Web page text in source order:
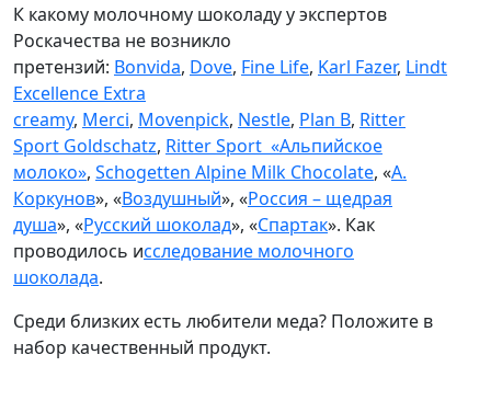
К какому молочному шоколаду у экспертов
Роскачества не возникло
претензий: Bonvida, Dove, Fine Life, Karl Fazer, Lindt
Excellence Extra
creamy, Merci, Movenpick, Nestle, Plan B, Ritter
Sport Goldschatz, Ritter Sport «Альпийское
молоко», Schogetten Alpine Milk Chocolate, «А.
Коркунов», «Воздушный», «Россия – щедрая
душа», «Русский шоколад», «Спартак». Как
проводилось исследование молочного
шоколада.
Среди близких есть любители меда? Положите в
набор качественный продукт.